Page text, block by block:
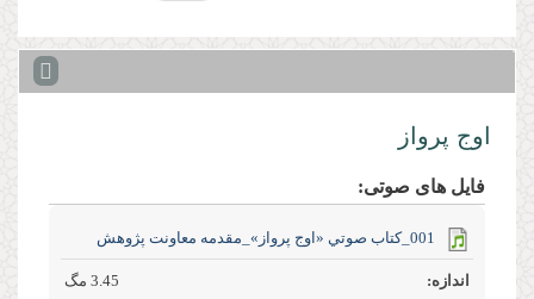
اوج پرواز
فایل های صوتی:
001_كتاب صوتي «اوج پرواز»_مقدمه معاونت پژوهش
3.45 مگ